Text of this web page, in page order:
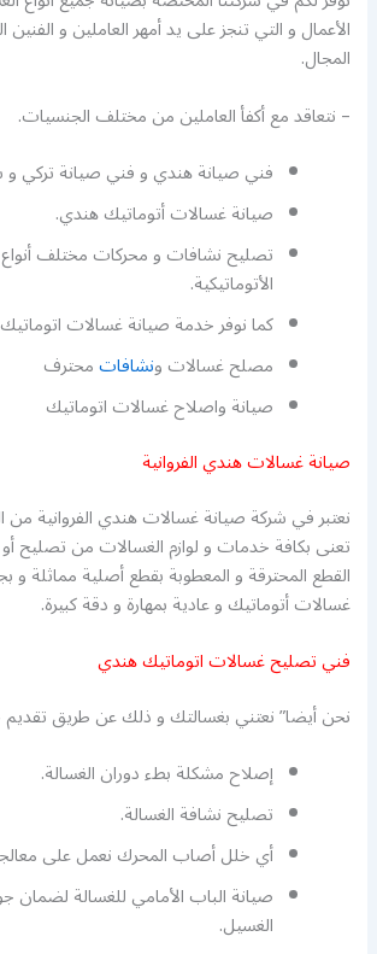
الأعمال و التي تنجز على يد أمهر العاملين و
المجال.
– نتعاقد مع أكفأ العاملين من مختلف الجنسيات.
فني صيانة هندي و فني صيانة تركي
صيانة غسالات أتوماتيك هندي.
تصليح نشافات و محركات مختلف
الأتوماتيكية.
كما نوفر خدمة صيانة غسالات اتوماتيك
مصلح غسالات ونشافاتمحترف
صيانة واصلاح غسالات اتوماتيك
صيانة غسالات هندي الفروانية
نعتبر في شركة صيانة غسالات هندي الفروانية من
تعنى بكافة خدمات و لوازم الغسالات من تصليح
القطع المحترقة و المعطوبة بقطع أصلية مماثلة و
غسالات أتوماتيك و عادية بمهارة و دقة كبيرة.
فني تصليح غسالات اتوماتيك هندي
نحن أيضا” نعتني بغسالتك و ذلك عن طريق تقديم
إصلاح مشكلة بطء دوران الغسالة.
تصليح نشافة الغسالة.
أي خلل أصاب المحرك نعمل على
صيانة الباب الأمامي للغسالة لضمان
الغسيل.